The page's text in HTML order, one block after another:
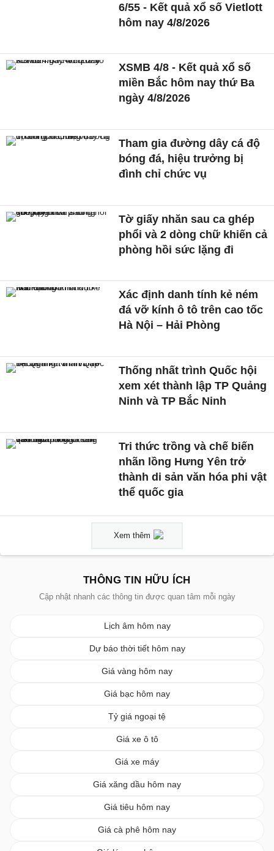
6/55 - Kết quả xổ số Vietlott
hôm nay 4/8/2026
XSMB 4/8 - Kết quả xổ số
miền Bắc hôm nay thứ Ba
ngày 4/8/2026
Tham gia đường dây cá độ
bóng đá, hiệu trưởng bị
đình chỉ chức vụ
Tờ giấy nhăn sau ca ghép
phổi và 2 dòng chữ khiến cả
phòng hồi sức lặng đi
Xác định danh tính kẻ ném
đá vỡ kính ô tô trên cao tốc
Hà Nội – Hải Phòng
Thống nhất trình Quốc hội
xem xét thành lập TP Quảng
Ninh và TP Bắc Ninh
Tri thức trồng và chế biến
nhãn lồng Hưng Yên trở
thành di sản văn hóa phi vật
thể quốc gia
Xem thêm
THÔNG TIN HỮU ÍCH
Cập nhật nhanh các thông tin được quan tâm mỗi ngày
Lịch âm hôm nay
Dự báo thời tiết hôm nay
Giá vàng hôm nay
Giá bạc hôm nay
Tỷ giá ngoại tệ
Giá xe ô tô
Giá xe máy
Giá xăng dầu hôm nay
Giá tiêu hôm nay
Giá cà phê hôm nay